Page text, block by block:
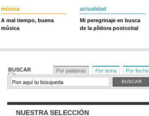
música
A mal tiempo, buena
música
actualidad
Mi peregrinaje en busca
de la píldora postcoital
BUSCAR Por palabras Por tema Por fecha
NUESTRA SELECCIÓN